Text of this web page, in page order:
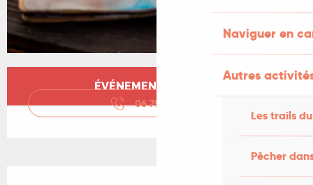
Naviguer en
Autres
Les trails
Pêcher
Ouverture et coordonnées
ÉVÉNEMENT TERMINÉ
06 79 11 47